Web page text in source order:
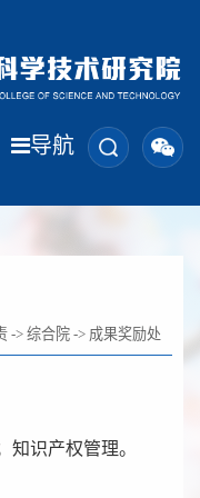
导航
-> 综合院 -> 成果奖励处
知识产权管理。